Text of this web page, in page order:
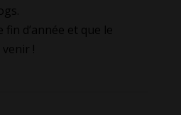
fin d’année et que le
!